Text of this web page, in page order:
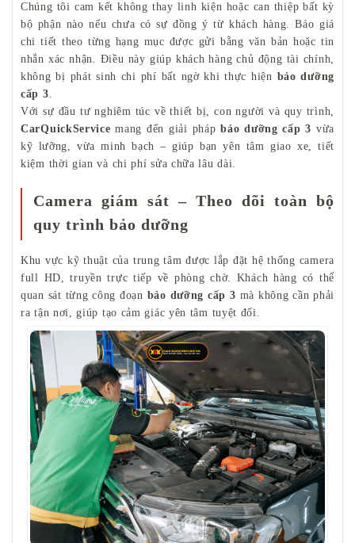
Chúng tôi cam kết không thay linh kiện hoặc can thiệp bất kỳ
bộ phận nào nếu chưa có sự đồng ý từ khách hàng. Báo giá
chi tiết theo từng hạng mục được gửi bằng văn bản hoặc tin
nhắn xác nhận. Điều này giúp khách hàng chủ động tài chính,
không bị phát sinh chi phí bất ngờ khi thực hiện bảo dưỡng
cấp 3.
Với sự đầu tư nghiêm túc về thiết bị, con người và quy trình,
CarQuickService mang đến giải phápbảo dưỡng cấp 3 vừa
kỹ lưỡng, vừa minh bạch – giúp bạn yên tâm giao xe, tiết
kiệm thời gian và chi phí sửa chữa lâu dài.
Camera giám sát – Theo dõi toàn bộ
quy trình bảo dưỡng
Khu vực kỹ thuật của trung tâm được lắp đặt hệ thống camera
full HD, truyền trực tiếp về phòng chờ. Khách hàng có thể
quan sát từng công đoạn bảo dưỡng cấp 3 mà không cần phải
ra tận nơi, giúp tạo cảm giác yên tâm tuyệt đối.